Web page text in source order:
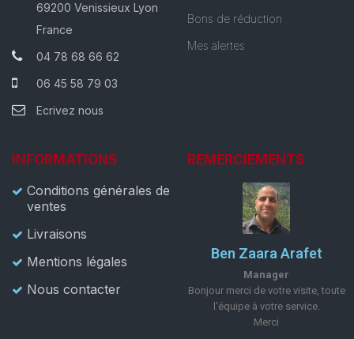
69200 Venissieux Lyon
France
04 78 68 66 62
06 45 58 79 03
Ecrivez nous
Bons de réduction
Mes alertes
INFORMATIONS
Conditions générales de
ventes
Livraisons
Mentions légales
Nous contacter
REMERCIEMENTS
Ben Zaara Arafet
Manager
Bonjour merci de votre visite, toute
l'équipe à votre service.
Merci